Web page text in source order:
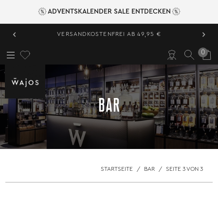
ADVENTSKALENDER SALE ENTDECKEN
‹ VERSANDKOSTENFREI AB 49,95 € ›
0
BAR
STARTSEITE / BAR / SEITE 3 VON 3